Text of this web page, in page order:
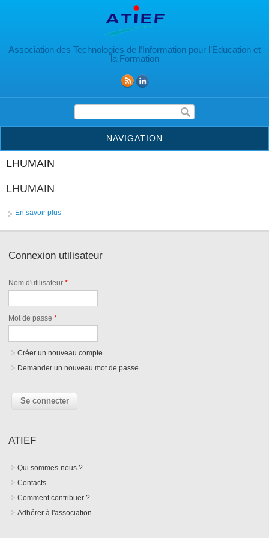
Association des Technologies de l’Information pour l’Education et
la Formation
Formulaire de recherche
NAVIGATION
LHUMAIN
LHUMAIN
En savoir plus
Connexion utilisateur
Nom d'utilisateur*
Mot de passe*
Créer un nouveau compte
Demander un nouveau mot de passe
ATIEF
Qui sommes-nous ?
Contacts
Comment contribuer ?
Adhérer à l'association